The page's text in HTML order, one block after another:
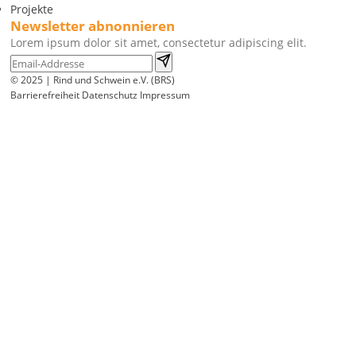
Projekte
Newsletter abnonnieren
Lorem ipsum dolor sit amet, consectetur adipiscing elit.
© 2025 | Rind und Schwein e.V. (BRS)
Barrierefreiheit Datenschutz Impressum